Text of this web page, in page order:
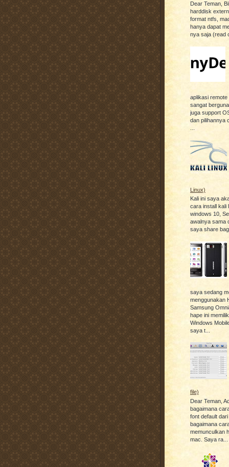
Dear Teman,
harddisk
format ntfs,
hanya dapat
nya saja (read
aplikasi
sangat
juga support
dan pilihannya
Linux)
Kali ini saya
cara install kali
windows 10,
awalnya sama
saya share
saya sedang
menggunakan
Samsung
hape ini
Windows
saya t...
file)
Dear Teman,
bagaimana
font default
bagaimana
memunculkan
mac. Saya ra...